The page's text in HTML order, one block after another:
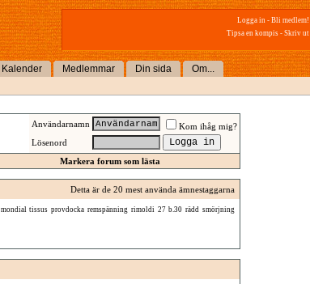
Logga in - Bli medlem!
Tipsa en kompis - Skriv ut
Kalender Medlemmar Din sida Om...
Användarnamn
Kom ihåg mig?
Lösenord
Markera forum som lästa
Detta är de 20 mest använda ämnestaggarna
mondial tissus provdocka remspänning rimoldi 27 b.30 rädd smörjning